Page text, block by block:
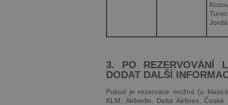
3. PO REZERVOVÁNÍ
DODAT DALŠÍ
Pokud je rezervace možná (u
KLM, Airberlin, Delta Airlines,